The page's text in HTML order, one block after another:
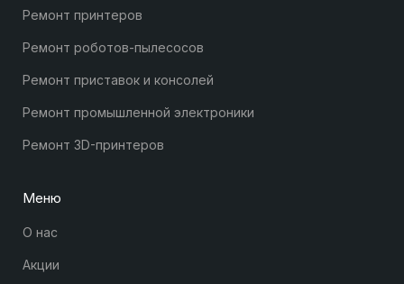
Ремонт принтеров
Ремонт роботов-пылесосов
Ремонт приставок и консолей
Ремонт промышленной электроники
Ремонт 3D-принтеров
Меню
О нас
Акции